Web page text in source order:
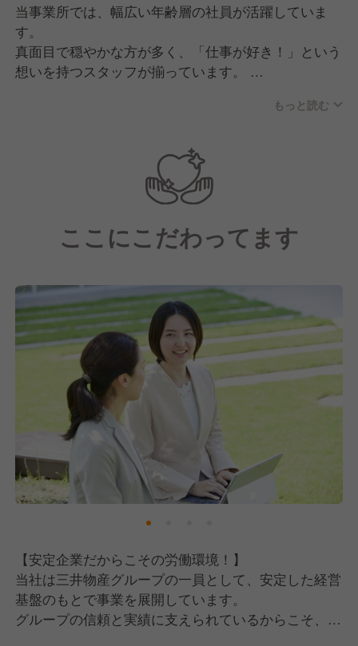
そして現在は、私たちの想いに共感していただきなが
ら共に成長していける、新しい仲間の採用に注力中で
す！
当事業所では、幅広い年齢層の社員が活躍していま
す。
真面目で穏やかな方が多く、「仕事が好き！」という
想いを持つスタッフが揃っています。
チームワークを大切にしており、組織としての仕組み
些細なことにも気を配り合い、お互いが働きやすい環
境作りを行っています。
そのため、分からないことがあっても聞きやすい雰囲
気があり、新しく入社される方も安心です！
もっと読む
ここにこだわってます
【安定企業だからこその労働環境！】
当社は三井物産グループの一員として、安定した経営
基盤のもとで事業を展開しています。
グループの信頼と実績に支えられているからこそ、社